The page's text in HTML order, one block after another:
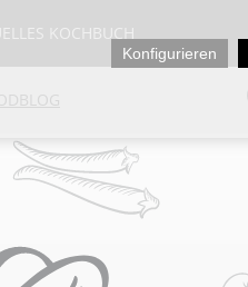
KOCHBUCH
Konfigurieren